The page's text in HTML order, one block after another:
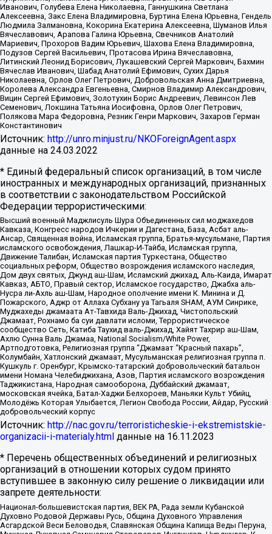
Иванович, Голубева Елена Николаевна, Ганнушкина Светлана
Алексеевна, Закс Елена Владимировна, Буртина Елена Юрьевна, Гендель
Людмила Залмановна, Кокорина Екатерина Алексеевна, Шуманов Илья
Вячеславович, Арапова Галина Юрьевна, Свечников Анатолий
Мариевич, Прохоров Вадим Юрьевич, Шахова Елена Владимировна,
Подузов Сергей Васильевич, Протасова Ирина Вячеславовна,
Литинский Леонид Борисович, Лукашевский Сергей Маркович, Бахмин
Вячеслав Иванович, Шабад Анатолий Ефимович, Сухих Дарья
Николаевна, Орлов Олег Петрович, Добровольская Анна Дмитриевна,
Королева Александра Евгеньевна, Смирнов Владимир Александрович,
Вицин Сергей Ефимович, Золотухин Борис Андреевич, Левинсон Лев
Семенович, Локшина Татьяна Иосифовна, Орлов Олег Петрович,
Полякова Мара Федоровна, Резник Генри Маркович, Захаров Герман
Константинович
Источник: http://unro.minjust.ru/NKOForeignAgent.aspx
данные на 24.03.2022
* Единый федеральный список организаций, в том числе
иностранных и международных организаций, признанных
в соответствии с законодательством Российской
Федерации террористическими:
Высший военный Маджлисуль Шура Объединенных сил моджахедов
Кавказа, Конгресс народов Ичкерии и Дагестана, База, Асбат аль-
Ансар, Священная война, Исламская группа, Братья-мусульмане, Партия
исламского освобождения, Лашкар-И-Тайба, Исламская группа,
Движение Талибан, Исламская партия Туркестана, Общество
социальных реформ, Общество возрождения исламского наследия,
Дом двух святых, Джунд аш-Шам, Исламский джихад, Аль-Каида, Имарат
Кавказ, АБТО, Правый сектор, Исламское государство, Джабха аль-
Нусра ли-Ахль аш-Шам, Народное ополчение имени К. Минина и Д.
Пожарского, Аджр от Аллаха Субхану уа Тагьаля SHAM, АУМ Синрике,
Муджахеды джамаата Ат-Тавхида Валь-Джихад, Чистопольский
Джамаат, Рохнамо ба суи давлати исломи, Террористическое
сообщество Сеть, Катиба Таухид валь-Джихад, Хайят Тахрир аш-Шам,
Ахлю Сунна Валь Джамаа, National Socialism/White Power,
Артподготовка, Религиозная группа “Джамаат “Красный пахарь”,
Колумбайн, Хатлонский джамаат, Мусульманская религиозная группа п.
Кушкуль г. Оренбург, Крымско-татарский добровольческий батальон
имени Номана Челебиджихана, Азов, Партия исламского возрождения
Таджикистана, Народная самооборона, Дуббайский джамаат,
московская ячейка, Батал-Хаджи Белхороев, Маньяки Культ Убийц,
Молодёжь Которая Улыбается, Легион Свобода России, Айдар, Русский
добровольческий корпус
Источник: http://nac.gov.ru/terroristicheskie-i-ekstremistskie-
organizacii-i-materialy.html данные на 16.11.2023
* Перечень общественных объединений и религиозных
организаций в отношении которых судом принято
вступившее в законную силу решение о ликвидации или
запрете деятельности:
Национал-большевистская партия, ВЕК РА, Рада земли Кубанской
Духовно Родовой Державы Русь, Община Духовного Управления
Асгардской Веси Беловодья, Славянская Община Капища Веды Перуна,